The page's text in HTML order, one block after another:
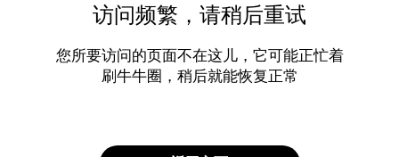
访问频繁，请稍后重试
您所要访问的页面不在这儿，它可能正忙着
刷牛牛圈，稍后就能恢复正常